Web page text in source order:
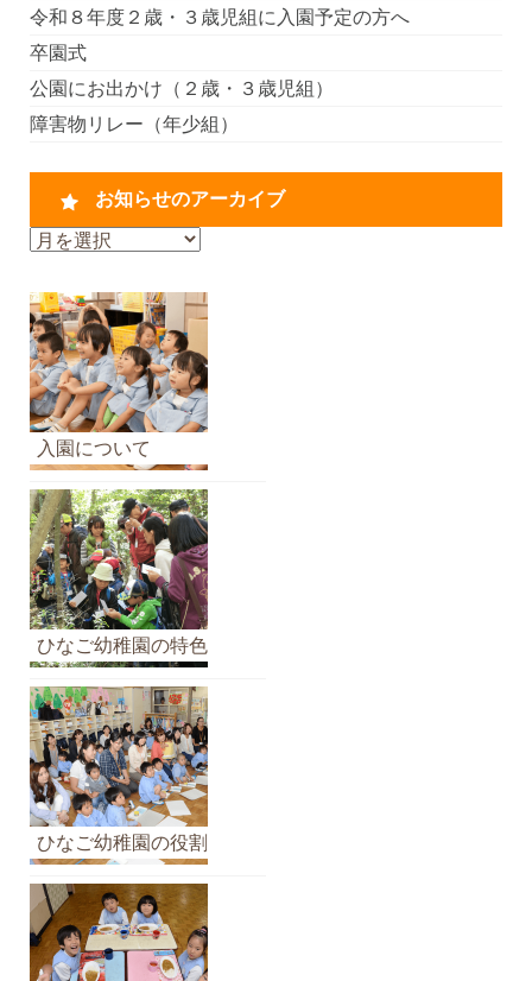
令和８年度２歳・３歳児組に入園予定の方へ
卒園式
公園にお出かけ（２歳・３歳児組）
障害物リレー（年少組）
お知らせのアーカイブ
お
ら
せ
の
ア
ー
カ
イ
ブ
入園について
ひなご幼稚園の特色
ひなご幼稚園の役割